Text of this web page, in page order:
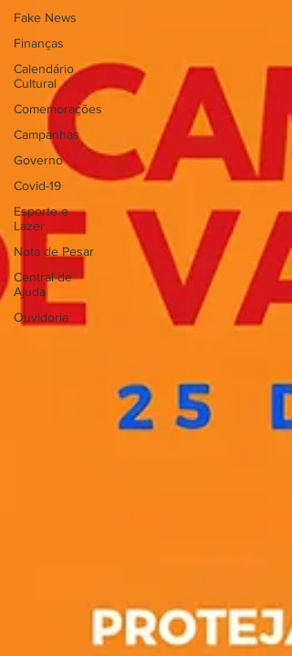
Fake News
Finanças
Calendário
Cultural
Comemorações
Campanhas
Governo
Covid-19
Esporte e
Lazer
Nota de Pesar
Central de
Ajuda
Ouvidoria